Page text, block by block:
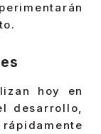
hoy en
desarrollo,